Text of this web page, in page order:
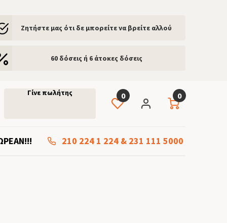
Ζητήστε μας ότι δε μπορείτε να βρείτε αλλού
60 δόσεις ή 6 άτοκες δόσεις
0
Γίνε πωλήτης 0
210 224 1 224 & 231 111 5000